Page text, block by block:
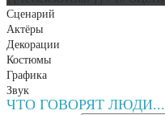
Сценарий
Актёры
Декорации
Костюмы
Графика
Звук
ЧТО ГОВОРЯТ ЛЮДИ...